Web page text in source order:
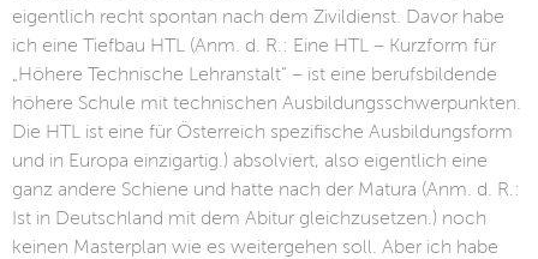
eigentlich recht spontan nach dem Zivildienst. Davor habe
ich eine Tiefbau HTL (Anm. d. R.: Eine HTL – Kurzform für
„Höhere Technische Lehranstalt“ – ist eine berufsbildende
höhere Schule mit technischen Ausbildungsschwerpunkten.
Die HTL ist eine für Österreich spezifische Ausbildungsform
und in Europa einzigartig.) absolviert, also eigentlich eine
ganz andere Schiene und hatte nach der Matura (Anm. d. R.:
Ist in Deutschland mit dem Abitur gleichzusetzen.) noch
keinen Masterplan wie es weitergehen soll. Aber ich habe